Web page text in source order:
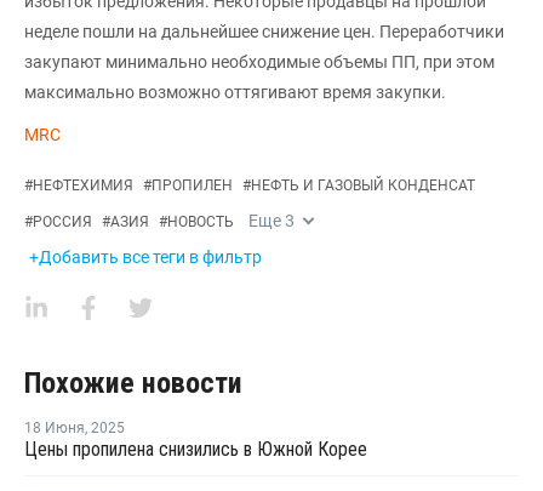
неделе пошли на дальнейшее снижение цен. Переработчики
закупают минимально необходимые объемы ПП, при этом
максимально возможно оттягивают время закупки.
MRC
#НЕФТЕХИМИЯ #ПРОПИЛЕН #НЕФТЬ И ГАЗОВЫЙ КОНДЕНСАТ
#РОССИЯ #АЗИЯ #НОВОСТЬ Еще3
+Добавить все теги в фильтр
Похожие новости
18 Июня, 2025
Цены пропилена снизились в Южной Корее